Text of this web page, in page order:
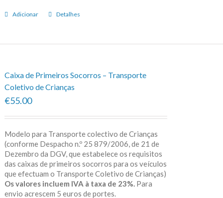
Adicionar Detalhes
Caixa de Primeiros Socorros – Transporte
Coletivo de Crianças
€55.00
Modelo para Transporte colectivo de Crianças
(conforme Despacho n.º 25 879/2006, de 21 de
Dezembro da DGV, que estabelece os requisitos
das caixas de primeiros socorros para os veículos
que efectuam o Transporte Coletivo de Crianças)
Os valores incluem IVA à taxa de 23%. Para
envio acrescem 5 euros de portes.